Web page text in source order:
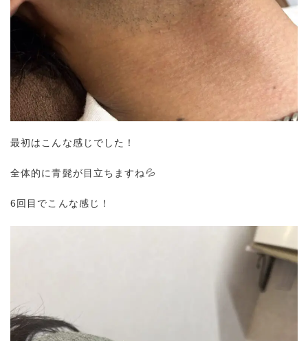
最初はこんな感じでした！
全体的に青髭が目立ちますね💦
6回目でこんな感じ！